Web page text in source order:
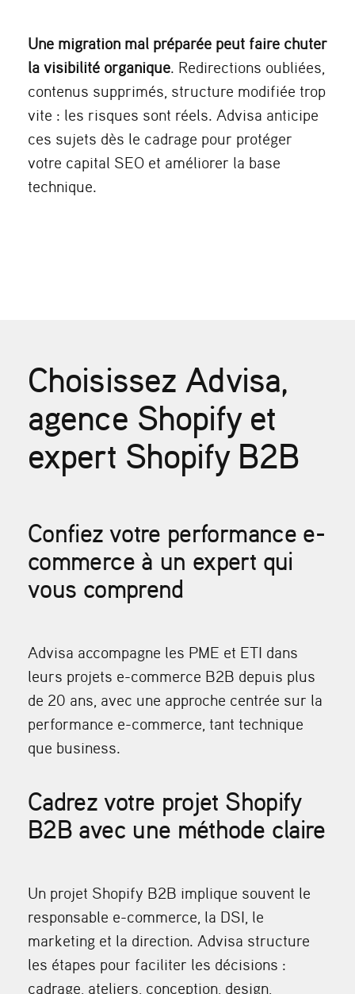
Une migration mal préparée peut faire chuter
la visibilité organique. Redirections oubliées,
contenus supprimés, structure modifiée trop
vite : les risques sont réels. Advisa anticipe
ces sujets dès le cadrage pour protéger
votre capital SEO et améliorer la base
technique.
Choisissez Advisa,
agence Shopify et
expert Shopify B2B
Confiez votre performance e-
commerce à un expert qui
vous comprend
Advisa accompagne les PME et ETI dans
leurs projets e-commerce B2B depuis plus
de 20 ans, avec une approche centrée sur la
performance e-commerce, tant technique
que business.
Cadrez votre projet Shopify
B2B avec une méthode claire
Un projet Shopify B2B implique souvent le
responsable e-commerce, la DSI, le
marketing et la direction. Advisa structure
les étapes pour faciliter les décisions :
cadrage, ateliers, conception, design,